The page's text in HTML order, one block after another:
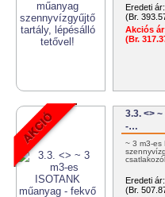
Eredeti ár:
(Br.
Akciós
(Br.
3.3. <>
-…
~ 3 m3-es
Eredeti ár:
(Br.